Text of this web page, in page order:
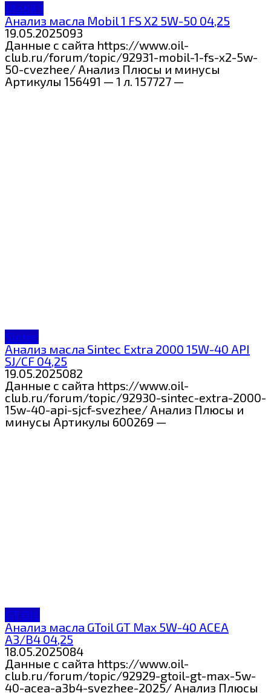
Mobil 1
Анализ масла Mobil 1 FS X2 5W-50 04,25
19.05.2025093
Данные с сайта https://www.oil-
club.ru/forum/topic/92931-mobil-1-fs-x2-5w-
50-cvezhee/ Анализ Плюсы и минусы
Артикулы 156491 — 1 л. 157727 —
Sintec
Анализ масла Sintec Extra 2000 15W-40 API
SJ/CF 04,25
19.05.2025082
Данные с сайта https://www.oil-
club.ru/forum/topic/92930-sintec-extra-2000-
15w-40-api-sjcf-svezhee/ Анализ Плюсы и
минусы Артикулы 600269 —
GT OIL
Анализ масла GToil GT Max 5W-40 ACEA
A3/B4 04,25
18.05.2025084
Данные с сайта https://www.oil-
club.ru/forum/topic/92929-gtoil-gt-max-5w-
40-acea-a3b4-svezhee-2025/ Анализ Плюсы